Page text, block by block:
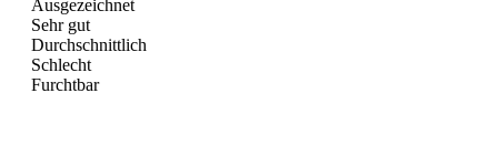
Ausgezeichnet
Sehr gut
Durchschnittlich
Schlecht
Furchtbar